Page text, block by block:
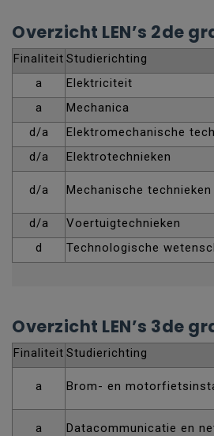
Overzicht LEN’s 2de
Finaliteit Studierichting
a
Elektriciteit
a
Mechanica
d/a
Elektromechanische
d/a
Elektrotechnieken
d/a Mechanische technieken
d/a Voertuigtechnieken
d
Technologische
Overzicht LEN’s 3de
Finaliteit Studierichting
a Brom- en
a Datacommunicatie en